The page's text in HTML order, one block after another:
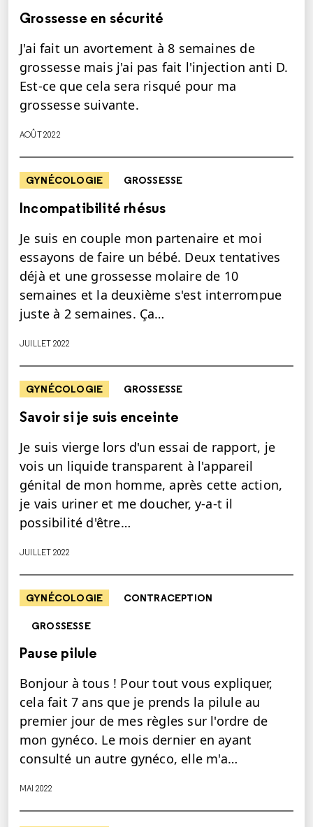
Grossesse en sécurité
J'ai fait un avortement à 8 semaines de
grossesse mais j'ai pas fait l'injection anti D.
Est-ce que cela sera risqué pour ma
grossesse suivante.
AOÛT 2022
GYNÉCOLOGIE GROSSESSE
Incompatibilité rhésus
Je suis en couple mon partenaire et moi
essayons de faire un bébé. Deux tentatives
déjà et une grossesse molaire de 10
semaines et la deuxième s'est interrompue
juste à 2 semaines. Ça…
JUILLET 2022
GYNÉCOLOGIE GROSSESSE
Savoir si je suis enceinte
Je suis vierge lors d'un essai de rapport, je
vois un liquide transparent à l'appareil
génital de mon homme, après cette action,
je vais uriner et me doucher, y-a-t il
possibilité d'être…
JUILLET 2022
GYNÉCOLOGIE CONTRACEPTION
GROSSESSE
Pause pilule
Bonjour à tous ! Pour tout vous expliquer,
cela fait 7 ans que je prends la pilule au
premier jour de mes règles sur l'ordre de
mon gynéco. Le mois dernier en ayant
consulté un autre gynéco, elle m'a…
MAI 2022